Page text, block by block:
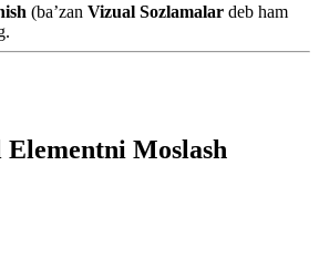
(ba’zan Vizual Sozlamalar deb ham
Moslash